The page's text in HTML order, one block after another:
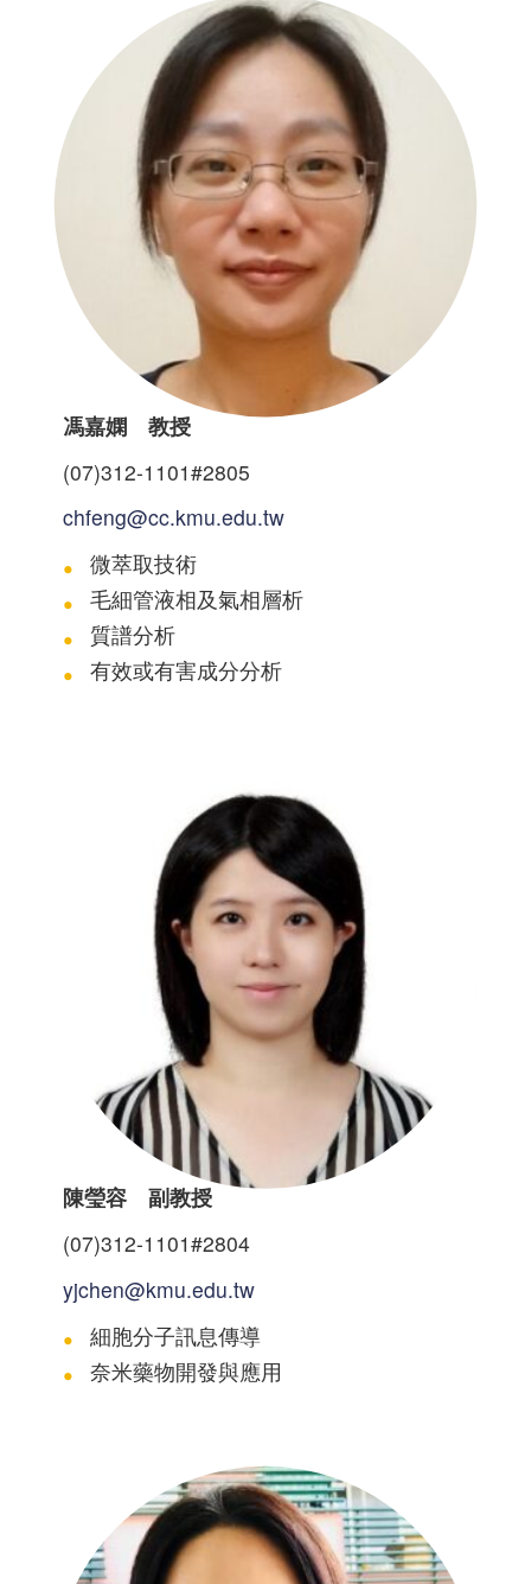
馮嘉嫻 教授
(07)312-1101#2805
chfeng@cc.kmu.edu.tw
微萃取技術
毛細管液相及氣相層析
質譜分析
有效或有害成分分析
陳瑩容 副教授
(07)312-1101#2804
yjchen@kmu.edu.tw
細胞分子訊息傳導
奈米藥物開發與應用